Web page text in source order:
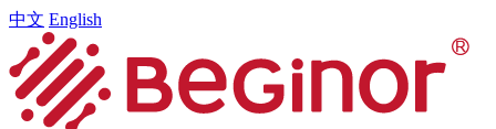
中文 English